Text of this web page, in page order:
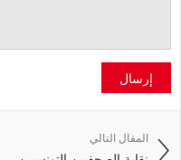
إرسال
المقال التالي